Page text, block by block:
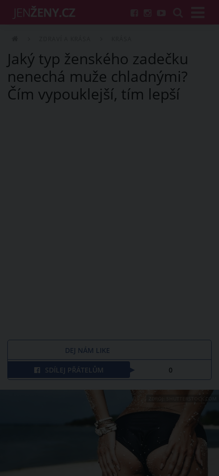
Jaký typ ženského zadečku
nenechá muže chladnými?
Čím vypouklejší, tím lepší
DEJ NÁM LIKE
SDÍLEJ PŘÁTELŮM 0
ZDROJ: SHUTTERSTOCK.COM